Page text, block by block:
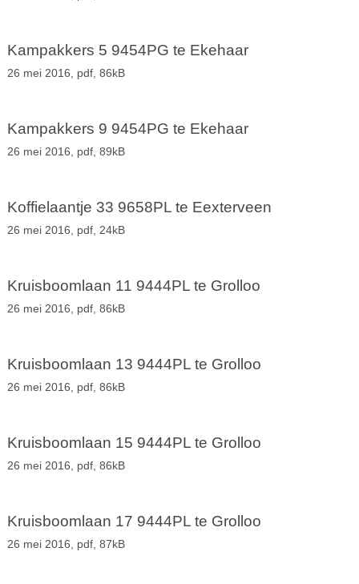
Kampakkers 5 9454PG te Ekehaar
26 mei 2016, pdf, 86kB
Kampakkers 9 9454PG te Ekehaar
26 mei 2016, pdf, 89kB
Koffielaantje 33 9658PL te Eexterveen
26 mei 2016, pdf, 24kB
Kruisboomlaan 11 9444PL te Grolloo
26 mei 2016, pdf, 86kB
Kruisboomlaan 13 9444PL te Grolloo
26 mei 2016, pdf, 86kB
Kruisboomlaan 15 9444PL te Grolloo
26 mei 2016, pdf, 86kB
Kruisboomlaan 17 9444PL te Grolloo
26 mei 2016, pdf, 87kB